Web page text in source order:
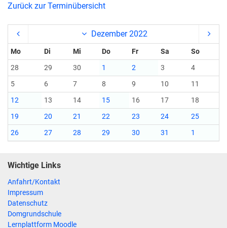
Zurück zur Terminübersicht
Dezember 2022
Mo Di Mi Do Fr Sa
So
28
29 30 1 2 3
4
5
6 7 8 9 10
11
12
13 14 15 16 17
18
19
20 21 22 23 24
25
26
27 28 29 30 31 1
Wichtige Links
Anfahrt/Kontakt
Impressum
Datenschutz
Domgrundschule
Lernplattform Moodle